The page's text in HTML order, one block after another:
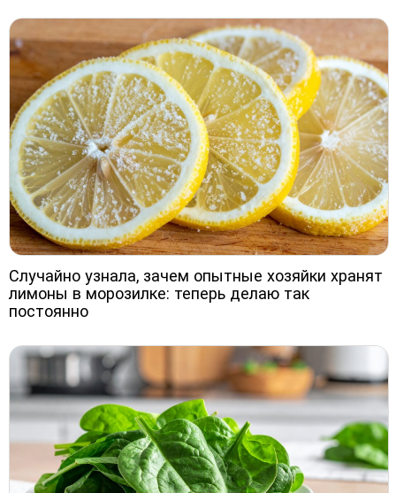
Случайно узнала, зачем опытные хозяйки хранят
лимоны в морозилке: теперь делаю так
постоянно